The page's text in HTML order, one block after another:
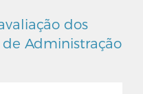
dos
Administração